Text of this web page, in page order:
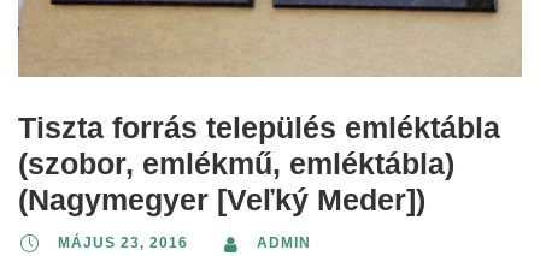
Tiszta forrás település emléktábla
(szobor, emlékmű, emléktábla)
(Nagymegyer [Veľký Meder])
MÁJUS 23, 2016
ADMIN